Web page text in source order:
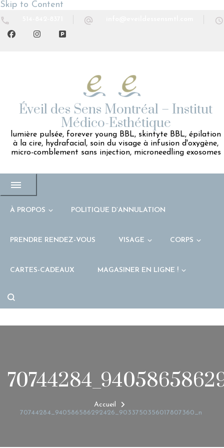
Skip to Content
Éveil des Sens Montréal – Institut
Médico-Esthétique
lumière pulsée, forever young BBL, skintyte BBL, épilation
à la cire, hydrafacial, soin du visage à infusion d'oxygène,
micro-comblement sans injection, microneedling exosomes
À PROPOS POLITIQUE D’ANNULATION
PRENDRE RENDEZ-VOUS VISAGE CORPS
CARTES-CADEAUX MAGASINER EN LIGNE !
Accueil
70744284_940586586292426_9033750356017807360_n